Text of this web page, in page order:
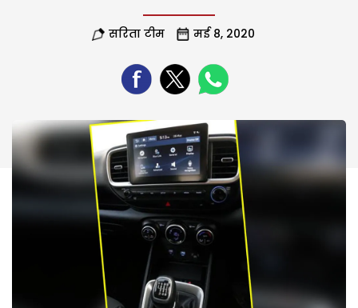
सरिता टीम मई 8, 2020